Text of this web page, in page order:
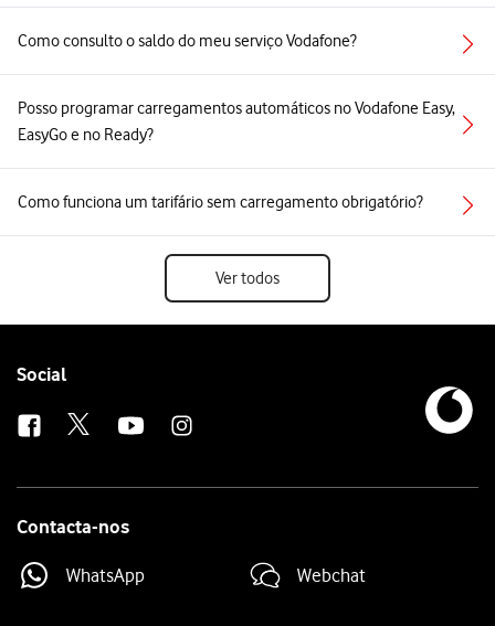
Como consulto o saldo do meu serviço Vodafone?
Posso programar carregamentos automáticos no Vodafone Easy,
EasyGo e no Ready?
Como funciona um tarifário sem carregamento obrigatório?
Ver todos
Follow
Social
Contacta-nos
WhatsApp Webchat